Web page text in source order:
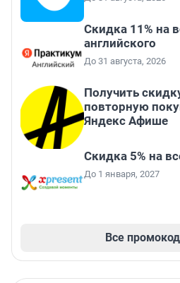
Скидка 11% на
английского
До 31 августа, 2026
Получить
повторную
Яндекс Афише
Скидка 5% на
До 1 января, 2027
Все